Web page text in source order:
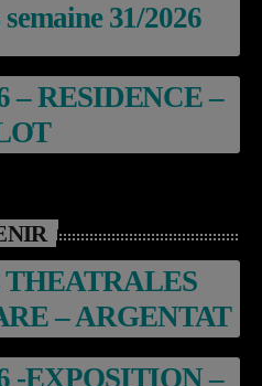
31/2026
– RESIDENCE –
– ARGENTAT
-EXPOSITION –